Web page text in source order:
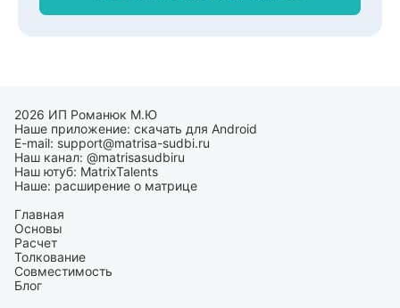
2026 ИП Романюк М.Ю
Наше приложение: скачать для Android
E-mail: support@matrisa-sudbi.ru
Наш канал: @matrisasudbiru
Наш ютуб: MatrixTalents
Наше: расширение о матрице
Главная
Основы
Расчет
Толкование
Совместимость
Блог